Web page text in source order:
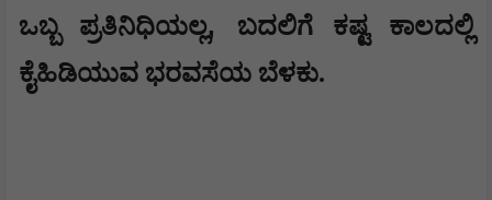
ಒಬ್ಬ ಪ್ರತಿನಿಧಿಯಲ್ಲ, ಬದಲಿಗೆ ಕಷ್ಟ ಕಾಲದಲ್ಲಿ
ಕೈಹಿಡಿಯುವ ಭರವಸೆಯ ಬೆಳಕು.